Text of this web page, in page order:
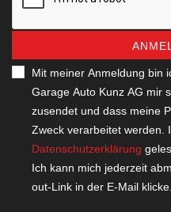
Mit meiner Anmeldung bin
Garage Auto Kunz AG mir
zusendet und dass meine
Zweck verarbeitet werden.
Datenschutzerklärung
Ich kann mich jederzeit
out-Link in der E-Mail klicke.